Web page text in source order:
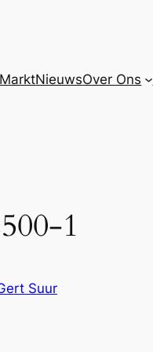
NieuwsOver Ons
1
Suur